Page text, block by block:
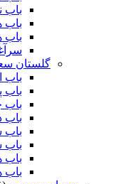
باب
باب
باب
گلستان
باب
باب
باب
باب
باب
باب
باب
باب